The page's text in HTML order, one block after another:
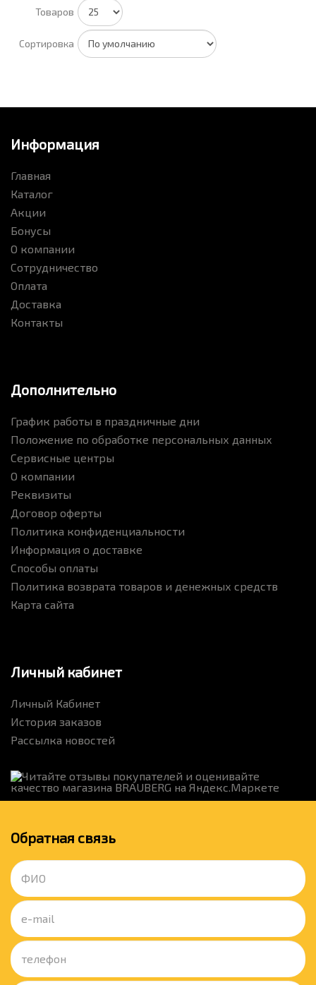
Товаров
Сортировка
Информация
Главная
Каталог
Акции
Бонусы
О компании
Сотрудничество
Оплата
Доставка
Контакты
Дополнительно
График работы в праздничные дни
Положение по обработке персональных данных
Сервисные центры
О компании
Реквизиты
Договор оферты
Политика конфиденциальности
Информация о доставке
Способы оплаты
Политика возврата товаров и денежных средств
Карта сайта
Личный кабинет
Личный Кабинет
История заказов
Рассылка новостей
Обратная связь